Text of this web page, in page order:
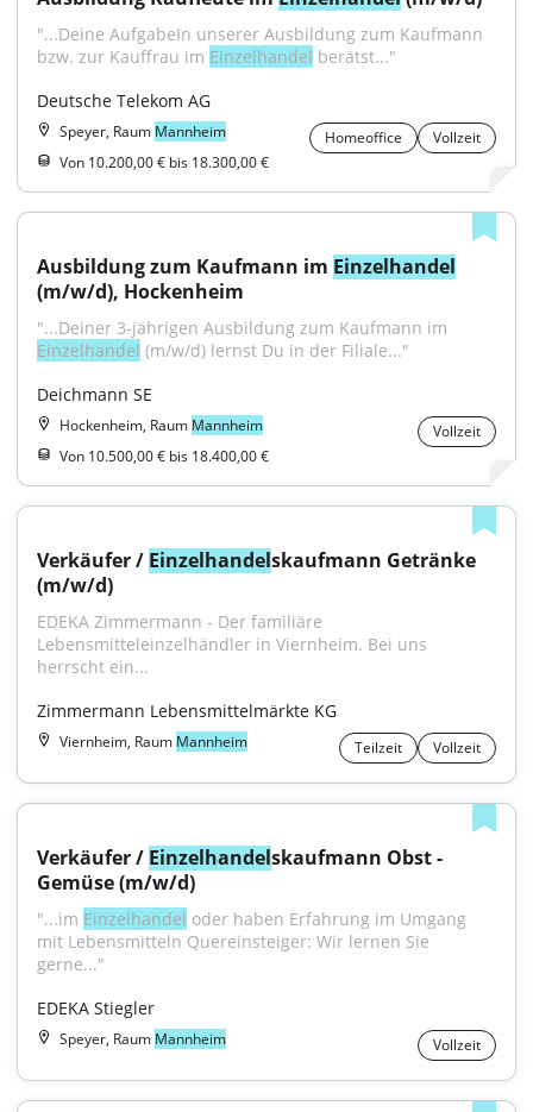
"...Deine AufgabeIn unserer Ausbildung zum Kaufmann
bzw. zur Kauffrau im Einzelhandel berätst..."
Deutsche Telekom AG
Speyer, Raum Mannheim Homeoffice
Vollzeit
Von 10.200,00 € bis 18.300,00 €
Ausbildung zum Kaufmann im Einzelhandel
(m/w/d), Hockenheim
Einzelhandel (m/w/d) lernst Du in der Filiale..."
Deichmann SE
Hockenheim, Raum Mannheim
Vollzeit
Von 10.500,00 € bis 18.400,00 €
Verkäufer / Einzelhandelskaufmann Getränke
(m/w/d)
EDEKA Zimmermann - Der familiäre
Lebensmitteleinzelhändler in Viernheim. Bei uns
herrscht ein...
Zimmermann Lebensmittelmärkte KG
Viernheim, Raum Mannheim Teilzeit Vollzeit
Verkäufer / Einzelhandelskaufmann Obst -
Gemüse (m/w/d)
"...im Einzelhandel oder haben Erfahrung im Umgang
mit Lebensmitteln Quereinsteiger: Wir lernen Sie
gerne..."
EDEKA Stiegler
Speyer, Raum Mannheim Vollzeit